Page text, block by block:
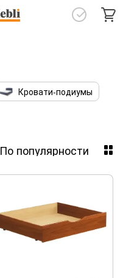
Кровати-подиумы
По популярности